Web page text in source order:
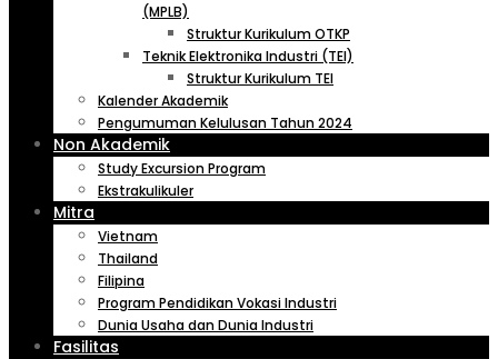
(MPLB)
Struktur Kurikulum OTKP
Teknik Elektronika Industri (TEI)
Struktur Kurikulum TEI
Kalender Akademik
Pengumuman Kelulusan Tahun 2024
Non Akademik
Study Excursion Program
Ekstrakulikuler
Mitra
Vietnam
Thailand
Filipina
Program Pendidikan Vokasi Industri
Dunia Usaha dan Dunia Industri
Fasilitas